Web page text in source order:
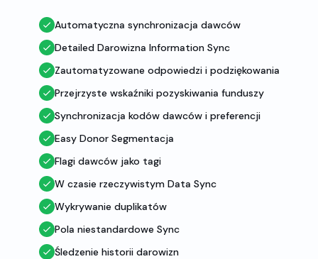
Automatyczna synchronizacja dawców
Detailed Darowizna Information Sync
Zautomatyzowane odpowiedzi i podziękowania
Przejrzyste wskaźniki pozyskiwania funduszy
Synchronizacja kodów dawców i preferencji
Easy Donor Segmentacja
Flagi dawców jako tagi
W czasie rzeczywistym Data Sync
Wykrywanie duplikatów
Pola niestandardowe Sync
Śledzenie historii darowizn